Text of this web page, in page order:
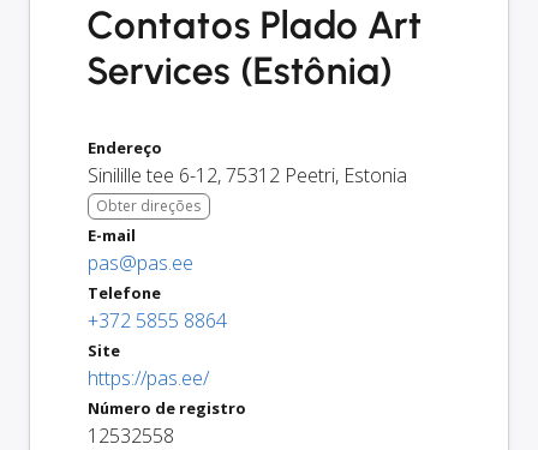
Contatos Plado Art
Services (Estônia)
Endereço
Sinilille tee 6-12,75312 Peetri, Estonia
Obter direções
E-mail
pas@pas.ee
Telefone
+372 5855 8864
Site
https://pas.ee/
Número de registro
12532558